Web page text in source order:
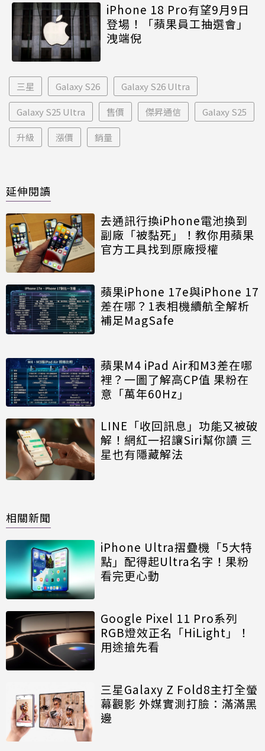
iPhone 18 Pro有望9月9日
登場！「蘋果員工抽選會」
洩端倪
三星 Galaxy S26 Galaxy S26 Ultra
Galaxy S25 Ultra 售價 傑昇通信 Galaxy S25
升級 漲價 銷量
延伸閱讀
去通訊行換iPhone電池換到
副廠「被黏死」！教你用蘋果
官方工具找到原廠授權
蘋果iPhone 17e與iPhone 17
差在哪？1表相機續航全解析
補足MagSafe
蘋果M4 iPad Air和M3差在哪
裡？一圖了解高CP值 果粉在
意「萬年60Hz」
LINE「收回訊息」功能又被破
解！網紅一招讓Siri幫你讀 三
星也有隱藏解法
相關新聞
iPhone Ultra摺疊機「5大特
點」配得起Ultra名字！果粉
看完更心動
Google Pixel 11 Pro系列
RGB燈效正名「HiLight」！
用途搶先看
三星Galaxy Z Fold8主打全螢
幕觀影 外媒實測打臉：滿滿黑
邊